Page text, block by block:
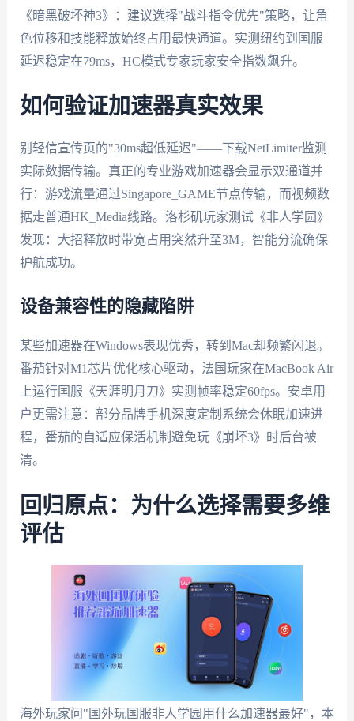
《暗黑破坏神3》：建议选择"战斗指令优先"策略，让角
色位移和技能释放始终占用最快通道。实测纽约到国服
延迟稳定在79ms，HC模式专家玩家安全指数飙升。
如何验证加速器真实效果
别轻信宣传页的"30ms超低延迟"——下载NetLimiter监测
实际数据传输。真正的专业游戏加速器会显示双通道并
行：游戏流量通过Singapore_GAME节点传输，而视频数
据走普通HK_Media线路。洛杉矶玩家测试《非人学园》
发现：大招释放时带宽占用突然升至3M，智能分流确保
护航成功。
设备兼容性的隐藏陷阱
某些加速器在Windows表现优秀，转到Mac却频繁闪退。
番茄针对M1芯片优化核心驱动，法国玩家在MacBook Air
上运行国服《天涯明月刀》实测帧率稳定60fps。安卓用
户更需注意：部分品牌手机深度定制系统会休眠加速进
程，番茄的自适应保活机制避免玩《崩坏3》时后台被
清。
回归原点：为什么选择需要多维
评估
海外玩家问"国外玩国服非人学园用什么加速器最好"，本